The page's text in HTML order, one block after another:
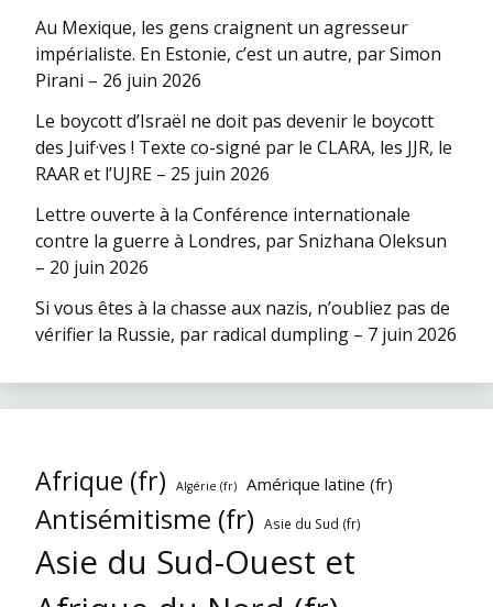
Au Mexique, les gens craignent un agresseur
impérialiste. En Estonie, c’est un autre, par Simon
Pirani – 26 juin 2026
Le boycott d’Israël ne doit pas devenir le boycott
des Juif·ves ! Texte co-signé par le CLARA, les JJR, le
RAAR et l’UJRE – 25 juin 2026
Lettre ouverte à la Conférence internationale
contre la guerre à Londres, par Snizhana Oleksun
– 20 juin 2026
Si vous êtes à la chasse aux nazis, n’oubliez pas de
vérifier la Russie, par radical dumpling – 7 juin 2026
Afrique (fr) Algérie (fr) Amérique latine (fr)
Antisémitisme (fr) Asie du Sud (fr)
Asie du Sud-Ouest et